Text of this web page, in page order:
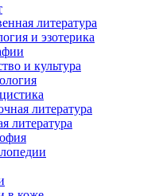
литература
и эзотерика
и культура
литература
литература